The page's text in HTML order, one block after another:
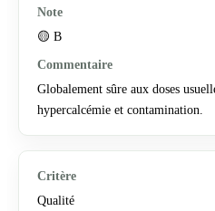
🟡 B
Globalement sûre aux doses
hypercalcémie et contamination.
Qualité